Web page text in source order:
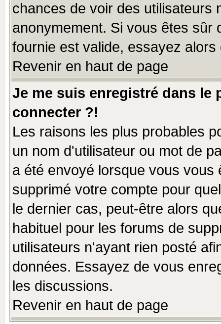
chances de voir des utilisateurs
anonymement. Si vous êtes sûr
fournie est valide, essayez
Revenir en haut de page
Je me suis enregistré dans le
connecter ?!
Les raisons les plus probables
un nom d'utilisateur ou mot de
a été envoyé lorsque vous
supprimé votre compte pour
le dernier cas, peut-être alors
habituel pour les forums de
utilisateurs n'ayant rien posté
données. Essayez de vous
les discussions.
Revenir en haut de page